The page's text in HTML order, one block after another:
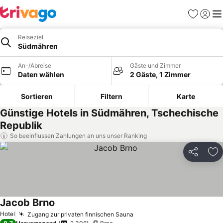
Favoriten
Reiseziel
Südmähren
An-/Abreise
Daten wählen
Gäste und Zimmer
2 Gäste, 1 Zimmer
Sortieren Filtern Karte
Günstige Hotels in Südmähren, Tschechische
Republik
So beeinflussen Zahlungen an uns unser Ranking
Teilen
Hotel Zugang zur privaten finnischen Sauna
Jacob Brno